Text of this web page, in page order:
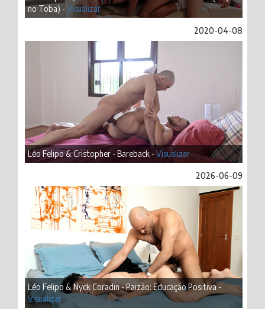
no Toba) -Visualizar
2020-04-08
Léo Felipo & Cristopher - Bareback -Visualizar
2026-06-09
Léo Felipo & Nyck Coradin - Paizão: Educação Positiva -
Visualizar